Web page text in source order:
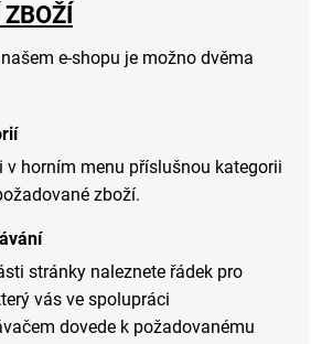
e-shopu je možno dvěma
v horním menu příslušnou kategorii
zboží.
stránky naleznete řádek pro
vás ve spolupráci
dovede k požadovanému